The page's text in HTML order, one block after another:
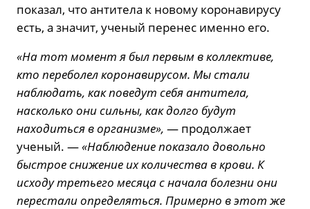
показал, что антитела к новому коронавирусу
есть, а значит, ученый перенес именно его.
«На тот момент я был первым в коллективе,
кто переболел коронавирусом. Мы стали
наблюдать, как поведут себя антитела,
насколько они сильны, как долго будут
находиться в организме», — продолжает
ученый. —«Наблюдение показало довольно
быстрое снижение их количества в крови. К
исходу третьего месяца с начала болезни они
перестали определяться. Примерно в этот же